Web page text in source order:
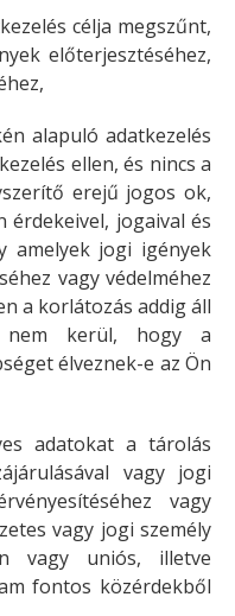
célja megszűnt,
előterjesztéséhez,
alapuló adatkezelés
ellen, és nincs a
erejű jogos ok,
érdekeivel, jogaival és
amelyek jogi igények
vagy védelméhez
a korlátozás addig áll
nem kerül, hogy a
élveznek-e az Ön
adatokat a tárolás
vagy jogi
vagy
vagy jogi személy
vagy uniós, illetve
fontos közérdekből